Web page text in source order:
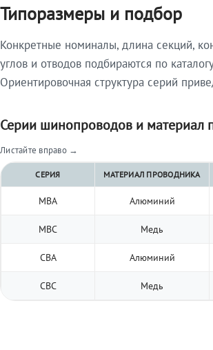
Типоразмеры и подбор
Конкретные номиналы, длина секций,
углов и отводов подбираются по
Ориентировочная структура серий
Серии шинопроводов и материал
Листайте вправо →
СЕРИЯ МАТЕРИАЛ ПРОВОДНИКА
МВА Алюминий
МВС Медь
СВА Алюминий
СВС Медь